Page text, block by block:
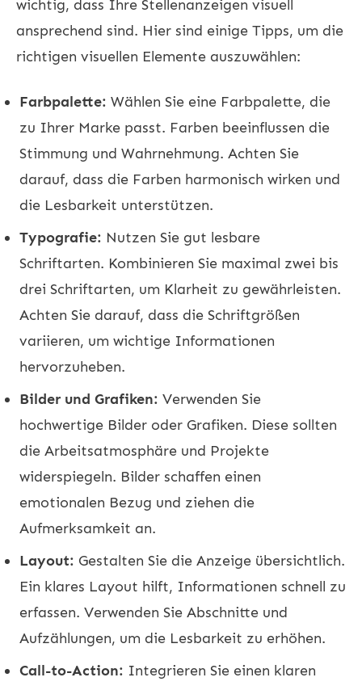
wichtig, dass Ihre Stellenanzeigen visuell
ansprechend sind. Hier sind einige Tipps, um die
richtigen visuellen Elemente auszuwählen:
Farbpalette: Wählen Sie eine Farbpalette, die
zu Ihrer Marke passt. Farben beeinflussen die
Stimmung und Wahrnehmung. Achten Sie
darauf, dass die Farben harmonisch wirken und
die Lesbarkeit unterstützen.
Typografie: Nutzen Sie gut lesbare
Schriftarten. Kombinieren Sie maximal zwei bis
drei Schriftarten, um Klarheit zu gewährleisten.
Achten Sie darauf, dass die Schriftgrößen
variieren, um wichtige Informationen
hervorzuheben.
Bilder und Grafiken: Verwenden Sie
hochwertige Bilder oder Grafiken. Diese sollten
die Arbeitsatmosphäre und Projekte
widerspiegeln. Bilder schaffen einen
emotionalen Bezug und ziehen die
Aufmerksamkeit an.
Layout: Gestalten Sie die Anzeige übersichtlich.
Ein klares Layout hilft, Informationen schnell zu
erfassen. Verwenden Sie Abschnitte und
Aufzählungen, um die Lesbarkeit zu erhöhen.
Call-to-Action: Integrieren Sie einen klaren